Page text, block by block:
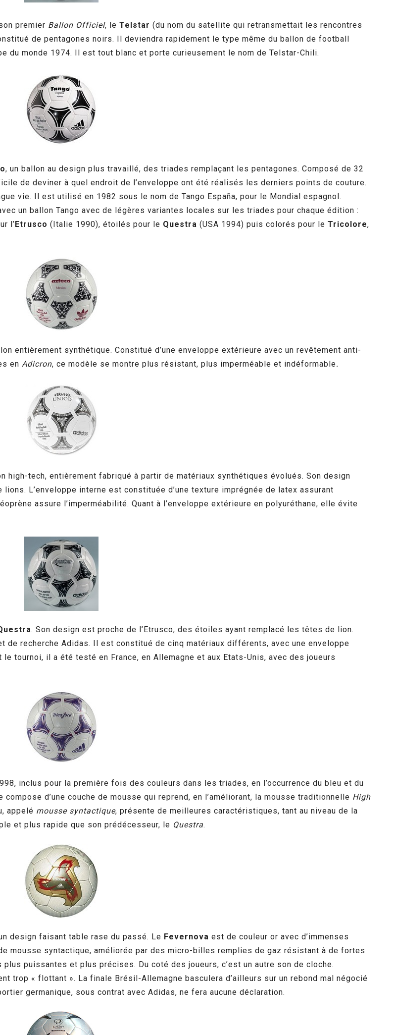
premier Ballon Officiel, le Telstar (du nom du satellite qui retransmettait les rencontres
de pentagones noirs. Il deviendra rapidement le type même du ballon de football
du monde 1974. Il est tout blanc et porte curieusement le nom de Telstar-Chili.
, un ballon au design plus travaillé, des triades remplaçant les pentagones. Composé de 32
de deviner à quel endroit de l’enveloppe ont été réalisés les derniers points de couture.
vie. Il est utilisé en 1982 sous le nom de Tango España, pour le Mondial espagnol.
un ballon Tango avec de légères variantes locales sur les triades pour chaque édition :
l’Etrusco (Italie 1990), étoilés pour le Questra (USA 1994) puis colorés pour le Tricolore,
entièrement synthétique. Constitué d’une enveloppe extérieure avec un revêtement anti-
en Adicron, ce modèle se montre plus résistant, plus imperméable et indéformable.
high-tech, entièrement fabriqué à partir de matériaux synthétiques évolués. Son design
L’enveloppe interne est constituée d’une texture imprégnée de latex assurant
assure l’imperméabilité. Quant à l’enveloppe extérieure en polyuréthane, elle évite
. Son design est proche de l’Etrusco, des étoiles ayant remplacé les têtes de lion.
de recherche Adidas. Il est constitué de cinq matériaux différents, avec une enveloppe
tournoi, il a été testé en France, en Allemagne et aux Etats-Unis, avec des joueurs
inclus pour la première fois des couleurs dans les triades, en l’occurrence du bleu et du
d’une couche de mousse qui reprend, en l’améliorant, la mousse traditionnelle High
appelé mousse syntactique, présente de meilleures caractéristiques, tant au niveau de la
et plus rapide que son prédécesseur, le Questra.
design faisant table rase du passé. Le Fevernova est de couleur or avec d’immenses
mousse syntactique, améliorée par des micro-billes remplies de gaz résistant à de fortes
puissantes et plus précises. Du coté des joueurs, c’est un autre son de cloche.
trop « flottant ». La finale Brésil-Allemagne basculera d’ailleurs sur un rebond mal négocié
germanique, sous contrat avec Adidas, ne fera aucune déclaration.